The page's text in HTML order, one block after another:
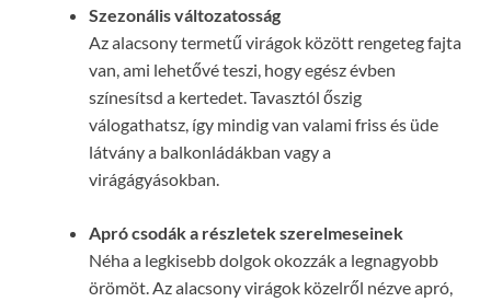
Szezonális változatosság
Az alacsony termetű virágok között rengeteg fajta
van, ami lehetővé teszi, hogy egész évben
színesítsd a kertedet. Tavasztól őszig
válogathatsz, így mindig van valami friss és üde
látvány a balkonládákban vagy a
virágágyásokban.
Apró csodák a részletek szerelmeseinek
Néha a legkisebb dolgok okozzák a legnagyobb
örömöt. Az alacsony virágok közelről nézve apró,